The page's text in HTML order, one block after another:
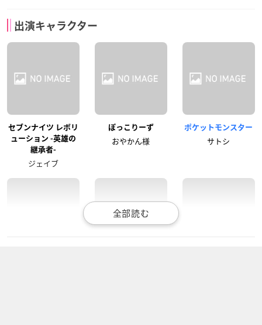
出演キャラクター
セブンナイツ レボリ
ューション -英雄の
継承者-
ジェイブ
ぽっこりーず
おやかん様
ポケットモンスター
サトシ